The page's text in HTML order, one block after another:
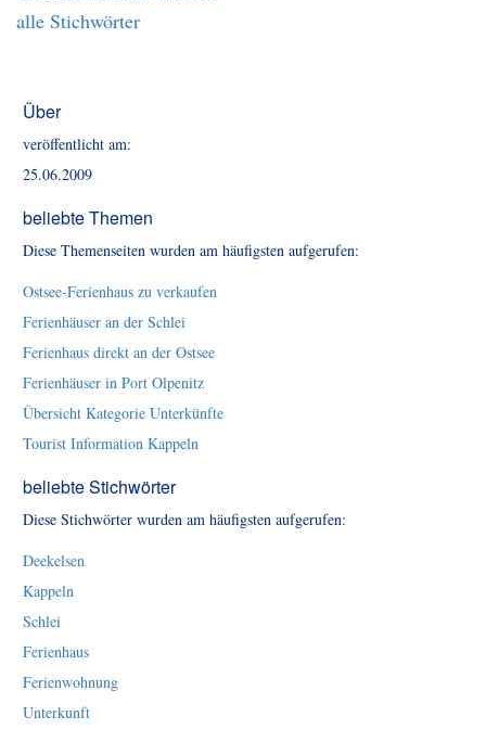
alle Stichwörter
Über
veröffentlicht am:
25.06.2009
beliebte Themen
Diese Themenseiten wurden am häufigsten aufgerufen:
Ostsee-Ferienhaus zu verkaufen
Ferienhäuser an der Schlei
Ferienhaus direkt an der Ostsee
Ferienhäuser in Port Olpenitz
Übersicht Kategorie Unterkünfte
Tourist Information Kappeln
beliebte Stichwörter
Diese Stichwörter wurden am häufigsten aufgerufen:
Deekelsen
Kappeln
Schlei
Ferienhaus
Ferienwohnung
Unterkunft